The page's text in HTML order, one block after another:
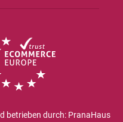
betrieben durch: PranaHaus